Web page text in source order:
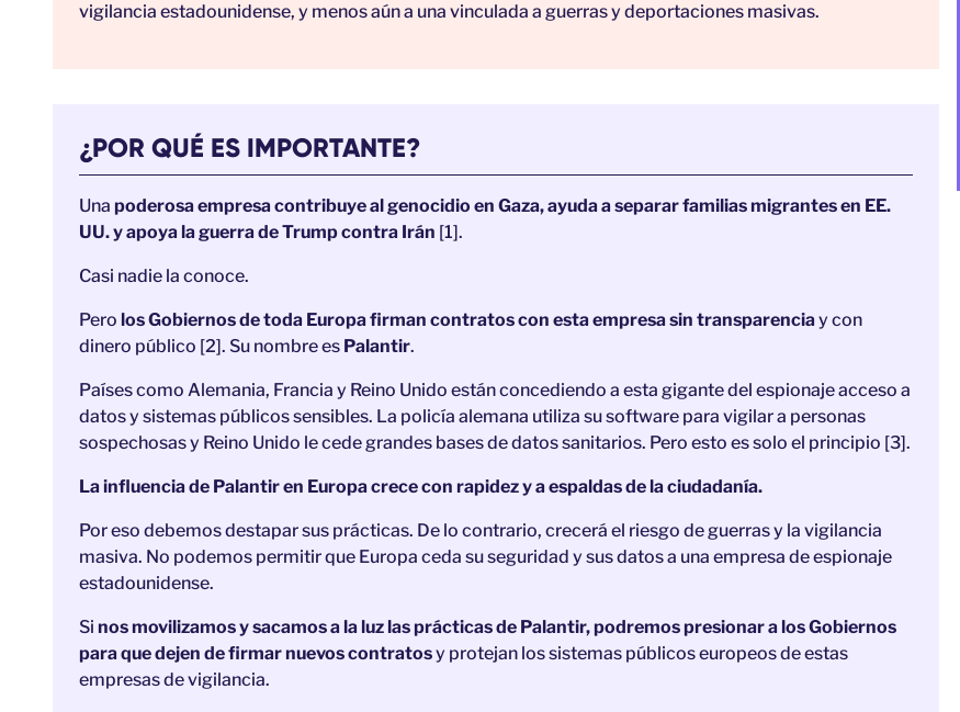
vigilancia estadounidense, y menos aún a una vinculada a guerras y deportaciones masivas.
¿POR QUÉ ES IMPORTANTE?
Una poderosa empresa contribuye al genocidio en Gaza, ayuda a separar familias migrantes en EE.
UU. y apoya la guerra de Trump contra Irán [1].
Casi nadie la conoce.
Pero los Gobiernos de toda Europa firman contratos con esta empresa sin transparenciay con
dinero público [2]. Su nombre es Palantir.
Países como Alemania, Francia y Reino Unido están concediendo a esta gigante del espionaje acceso a
datos y sistemas públicos sensibles. La policía alemana utiliza su software para vigilar a personas
sospechosas y Reino Unido le cede grandes bases de datos sanitarios. Pero esto es solo el principio [3].
La influencia de Palantir en Europa crece con rapidez y a espaldas de la ciudadanía.
Por eso debemos destapar sus prácticas. De lo contrario, crecerá el riesgo de guerras y la vigilancia
masiva. No podemos permitir que Europa ceda su seguridad y sus datos a una empresa de espionaje
estadounidense.
Si nos movilizamos y sacamos a la luz las prácticas de Palantir, podremos presionar a los Gobiernos
para que dejen de firmar nuevos contratosy protejan los sistemas públicos europeos de estas
empresas de vigilancia.